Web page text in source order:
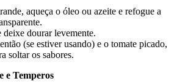
aqueça o óleo ou azeite e refogue a
dourar levemente.
(se estiver usando) e o tomate picado,
soltar os sabores.
e Temperos